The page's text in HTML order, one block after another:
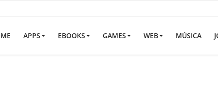
APPS EBOOKS GAMES WEB MÚSICA